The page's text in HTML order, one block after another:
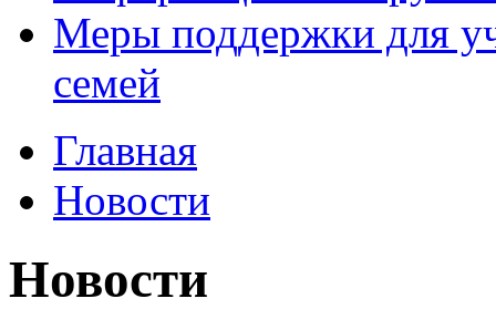
Меры поддержки для
семей
Главная
Новости
Новости